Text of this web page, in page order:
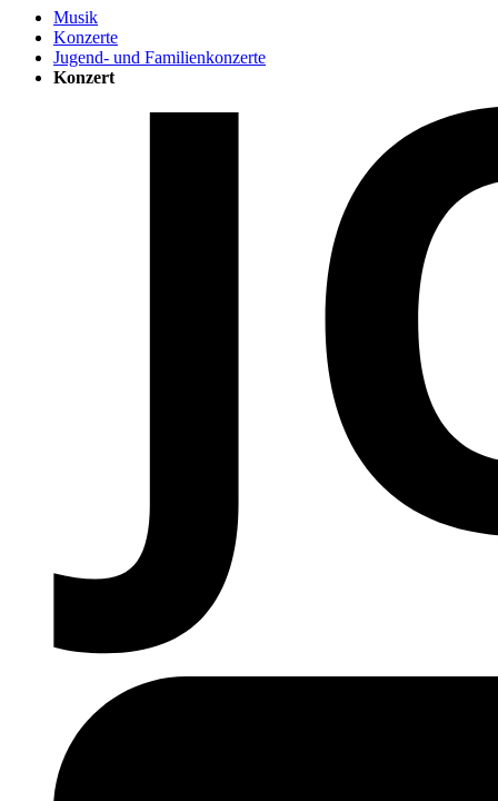
Musik
Konzerte
Jugend- und Familienkonzerte
Konzert